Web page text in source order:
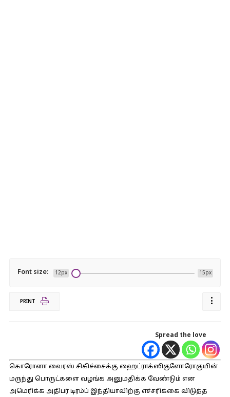
Font size: 12px 15px
PRINT
Spread the love
கொரோனா வைரஸ் சிகிச்சைக்கு ஹைட்ராக்ஸிகுளோரோகுயின்
மருந்து பொருட்களை வழங்க அனுமதிக்க வேண்டும் என
அமெரிக்க அதிபர் டிரம்ப் இந்தியாவிற்கு எச்சரிக்கை விடுத்த